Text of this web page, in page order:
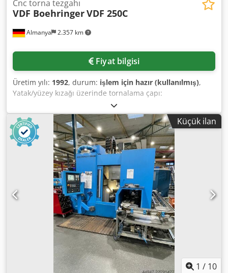
Almanya 2.357 km
Cnc torna tezgahı
VDF BoehringerVDF 250C
Fiyat bilgisi
Üretim yılı: 1992, durum: işlem için hazır (kullanılmış),
Yatak/yüzey kızağı üzerinde tornalama çapı:
420mm/280mm, tornalama uzunluğu: 1000mm, iş mili
deliği: 78mm, maks. hız: 3550rpm, tahrik gücü: 35kW,
takım pozisyonları: 12 (tahrikli takımlarla), takım tutucu:
VDI50, hızlı travers: 10m/dak. Makine boyutları X/Y/Z:
yaklaşık 4100mm/2300mm/2200mm, ağırlık: yaklaşık
10000kg, kontrol: C eksenli Siemens 840T. Bir tampon pil
değişiminden sonra makinenin yazılımı silindi, bu nedenle
bazı makine parametreleri dokümantasyon olmadan silindi
ve otomatik çalışma şu anda imkansız. Q1, 2025'ten
itibaren mevcut olması bekleniyor. Crsdpfx Afeu D H Hwj
Küçük ilan
1 / 10